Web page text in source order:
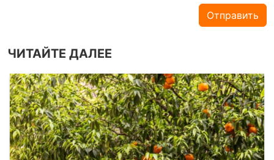
Отправить
ЧИТАЙТЕ ДАЛЕЕ